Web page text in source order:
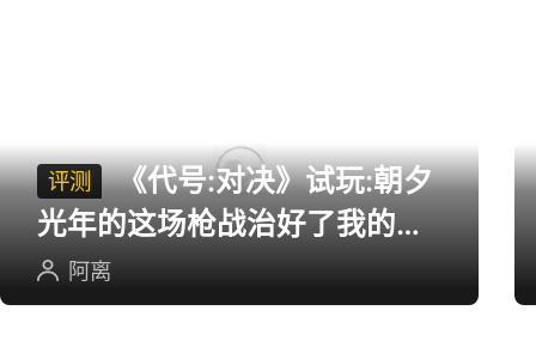
评测
《代号:对决》试玩:朝夕
光年的这场枪战治好了我的低
血压
阿离